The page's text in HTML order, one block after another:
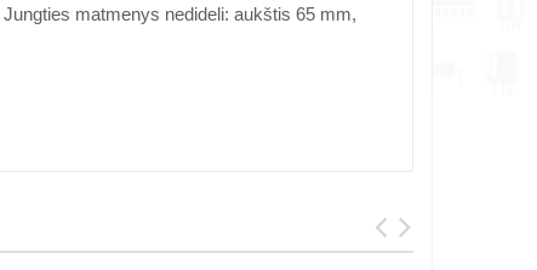
matmenys nedideli: aukštis 65 mm,